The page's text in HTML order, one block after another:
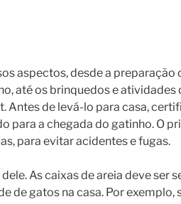
aspectos, desde a preparação
até os brinquedos e atividades
Antes de levá-lo para casa,
para a chegada do gatinho. O
para evitar acidentes e fugas.
As caixas de areia deve ser
de gatos na casa. Por exemplo,